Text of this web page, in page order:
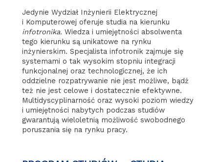
Jedynie Wydział Inżynierii Elektrycznej
i Komputerowej oferuje studia na kierunku
infotronika. Wiedza i umiejętności absolwenta
tego kierunku są unikatowe na rynku
inżynierskim. Specjalista infotronik zajmuje się
systemami o tak wysokim stopniu integracji
funkcjonalnej oraz technologicznej, że ich
oddzielne rozpatrywanie nie jest możliwe, bądź
też nie jest celowe i dostatecznie efektywne.
Multidyscyplinarność oraz wysoki poziom wiedzy
i umiejętności nabytych podczas studiów
gwarantują wieloletnią możliwość swobodnego
poruszania się na rynku pracy.